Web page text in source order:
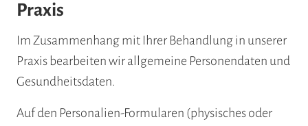
Praxis
Im Zusammenhang mit Ihrer Behandlung in unserer
Praxis bearbeiten wir allgemeine Personendaten und
Gesundheitsdaten.
Auf den Personalien-Formularen (physisches oder